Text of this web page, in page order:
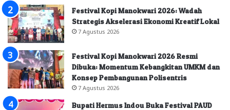
Festival Kopi Manokwari 2026: Wadah
Strategis Akselerasi Ekonomi Kreatif Lokal
7 Agustus 2026
Festival Kopi Manokwari 2026 Resmi
Dibuka: Momentum Kebangkitan UMKM dan
Konsep Pembangunan Polisentris
7 Agustus 2026
Bupati Hermus Indou Buka Festival PAUD